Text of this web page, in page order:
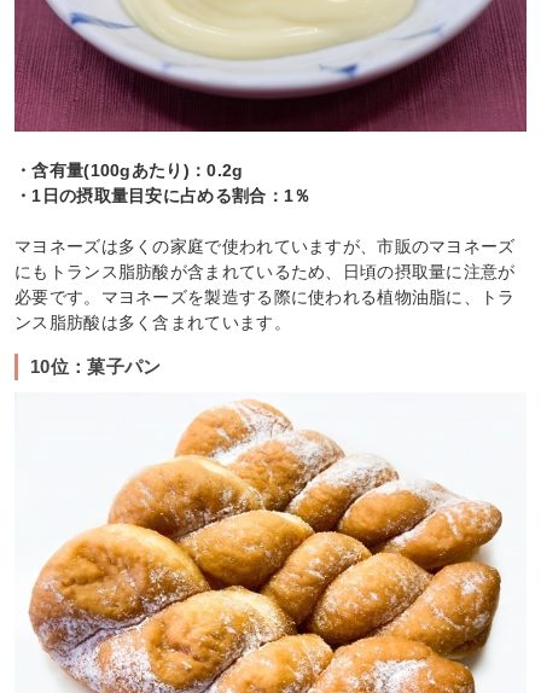
・含有量(100gあたり)：0.2g
・1日の摂取量目安に占める割合：1％
マヨネーズは多くの家庭で使われていますが、市販のマヨネーズ
にもトランス脂肪酸が含まれているため、日頃の摂取量に注意が
必要です。マヨネーズを製造する際に使われる植物油脂に、トラ
ンス脂肪酸は多く含まれています。
10位：菓子パン